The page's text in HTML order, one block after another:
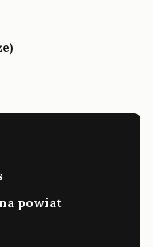
powiat